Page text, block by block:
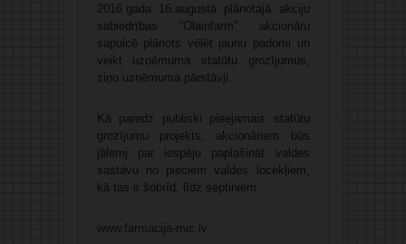
2016.gada 16.augustā plānotajā akciju
sabiedrības “Olainfarm” akcionāru
sapulcē plānots vēlēt jaunu padomi un
veikt uzņēmuma statūtu grozījumus,
ziņo uzņēmuma pārstāvji.
Kā paredz publiski pieejamais statūtu
grozījumu projekts, akcionāriem būs
jālemj par iespēju paplašināt valdes
sastāvu no pieciem valdes locekļiem,
kā tas ir šobrīd, līdz septiņiem.
www.farmacija-mic.lv